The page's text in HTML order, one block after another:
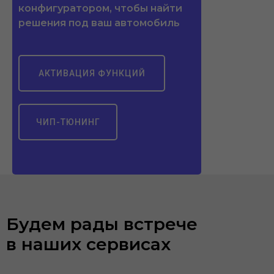
конфигуратором, чтобы найти
решения под ваш автомобиль
ЧИП-ТЮНИНГ
АКТИВАЦИЯ ФУНКЦИЙ
Будем рады встрече
в наших сервисах